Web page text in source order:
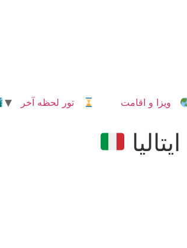
ویزا و اقامت تور لحظه آخر
ایتالیا